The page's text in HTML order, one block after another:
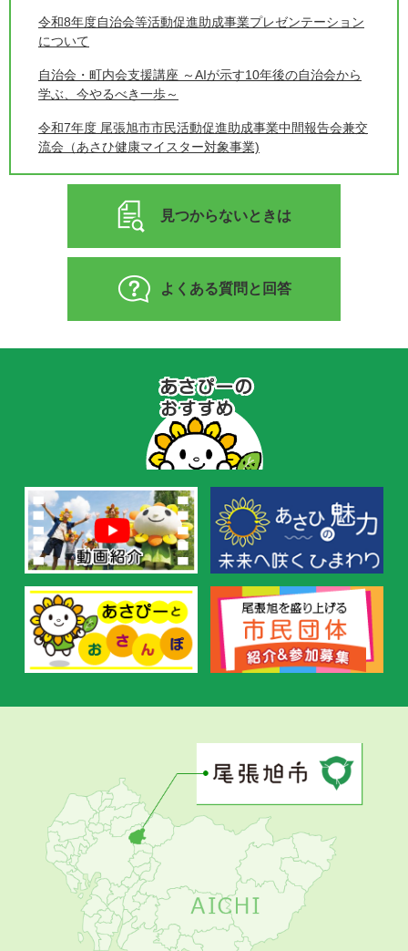
令和8年度自治会等活動促進助成事業プレゼンテーション
について
自治会・町内会支援講座 ～AIが示す10年後の自治会から
学ぶ、今やるべき一歩～
令和7年度 尾張旭市市民活動促進助成事業中間報告会兼交
流会（あさひ健康マイスター対象事業)
見つからないときは
よくある質問と回答
の
お
す
め